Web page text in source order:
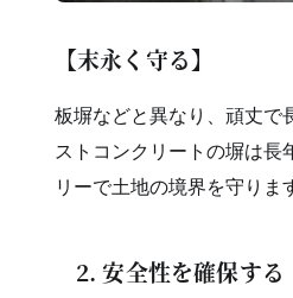
【末永く守る】
板塀などと異なり、頑丈で
ストコンクリートの塀は長
リーで土地の境界を守りま
2. 安全性を確保する